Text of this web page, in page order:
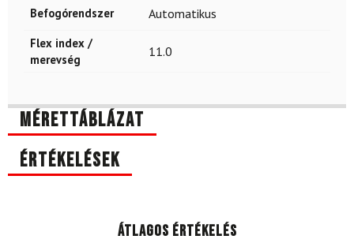
Befogórendszer Automatikus
Flex index /
merevség
11.0
Mérettáblázat
Értékelések
Átlagos értékelés